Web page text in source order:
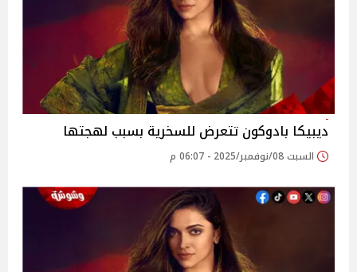
ديبيكا بادوكون تتعرض للسخرية بسبب لهجتها
السبت 08/نوفمبر/2025 - 06:07 م